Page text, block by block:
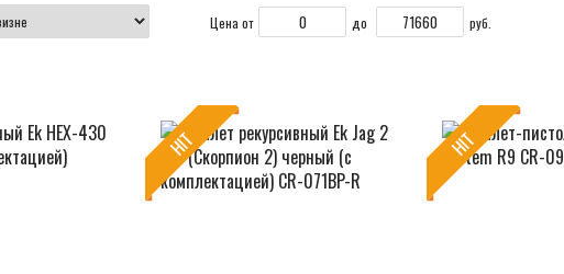
Цена от до руб.
HIT HIT